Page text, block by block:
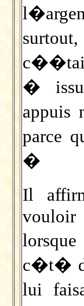
c��tait
�
parce
�
Il
c�t�
lui